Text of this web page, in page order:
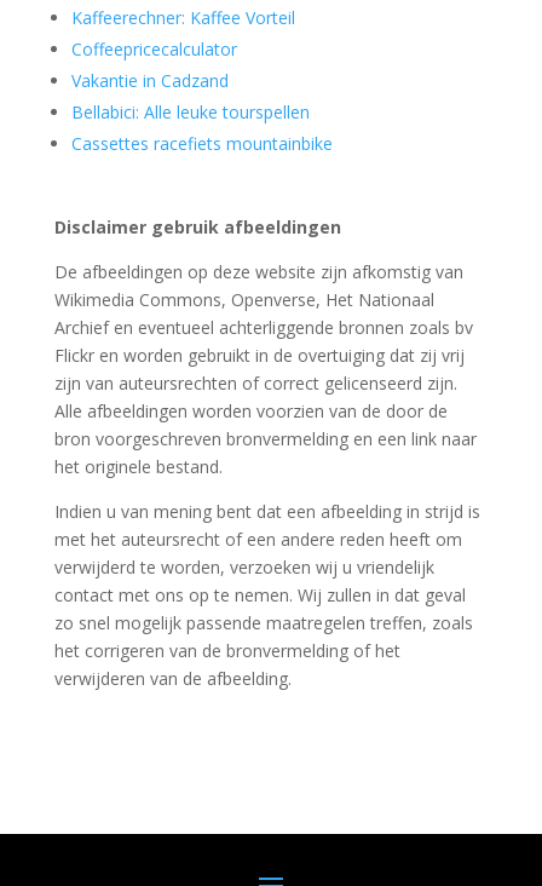
Kaffeerechner: Kaffee Vorteil
Coffeepricecalculator
Vakantie in Cadzand
Bellabici: Alle leuke tourspellen
Cassettes racefiets mountainbike
Disclaimer gebruik afbeeldingen
De afbeeldingen op deze website zijn afkomstig van
Wikimedia Commons, Openverse, Het Nationaal
Archief en eventueel achterliggende bronnen zoals bv
Flickr en worden gebruikt in de overtuiging dat zij vrij
zijn van auteursrechten of correct gelicenseerd zijn.
Alle afbeeldingen worden voorzien van de door de
bron voorgeschreven bronvermelding en een link naar
het originele bestand.
Indien u van mening bent dat een afbeelding in strijd is
met het auteursrecht of een andere reden heeft om
verwijderd te worden, verzoeken wij u vriendelijk
contact met ons op te nemen. Wij zullen in dat geval
zo snel mogelijk passende maatregelen treffen, zoals
het corrigeren van de bronvermelding of het
verwijderen van de afbeelding.